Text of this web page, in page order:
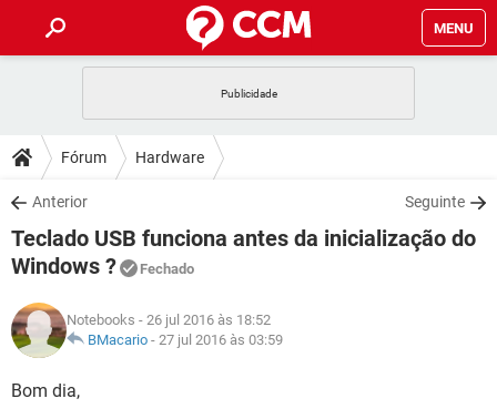
MENU
CELULAR
OUTLOOK
INSTAGRAM GMAIL
GUIA DE COMPRAS
DICAS
JOGOS
OUTLOOK
GUIA DE COMPRAS
DOWNLOADS
JOGOS WHATSAPP
CELULAR
OUTLOOK EXCEL
INSTAGRAM
GUIA DE COMPRAS
FÓRUM
CELULAR FACEBOOK
GLOSSÁRIO
JOGOS
CELULAR
Fórum Hardware
Anterior Seguinte
Teclado USB funciona antes da inicialização do
Windows ?
Fechado
Notebooks - 26 jul 2016 às 18:52
BMacario - 27 jul 2016 às 03:59
Bom dia,